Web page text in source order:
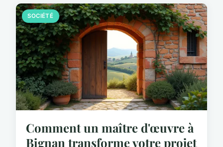
SOCIÉTÉ
Comment un maître d'œuvre à
Bignan transforme votre projet